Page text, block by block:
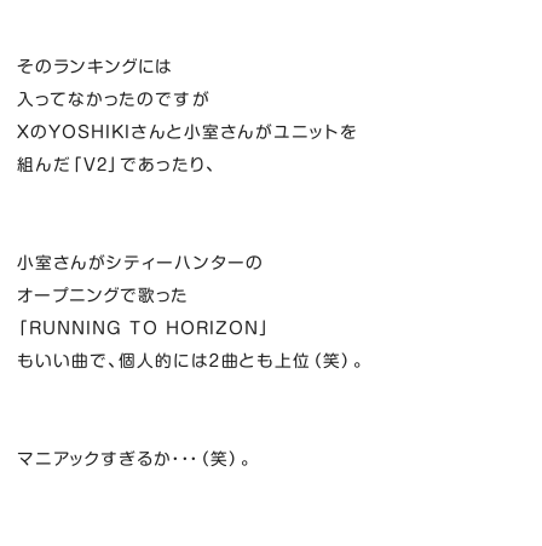
そのランキングには
入ってなかったのですが
XのYOSHIKIさんと小室さんがユニットを
組んだ「V2」であったり、
小室さんがシティーハンターの
オープニングで歌った
「RUNNING TO HORIZON」
もいい曲で、個人的には２曲とも上位（笑）。
マニアックすぎるか・・・（笑）。